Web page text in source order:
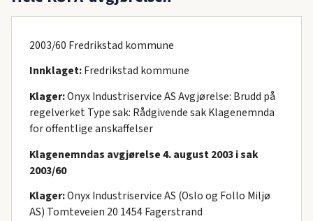
2003/60 Fredrikstad kommune
Innklaget:Fredrikstad kommune
Klager:Onyx Industriservice AS Avgjørelse: Brudd på
regelverket Type sak: Rådgivende sak Klagenemnda
for offentlige anskaffelser
Klagenemndas avgjørelse 4. august 2003 i sak
2003/60
Klager:Onyx Industriservice AS (Oslo og Follo Miljø
AS) Tomteveien 20 1454 Fagerstrand